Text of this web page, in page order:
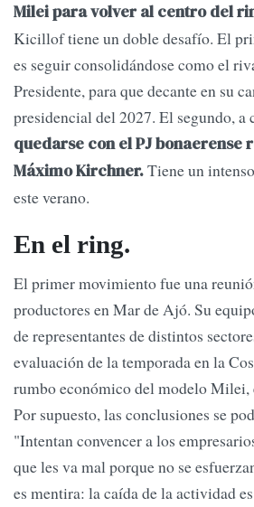
Milei para volver al centro del
Kicillof tiene un doble desafío. El
es seguir consolidándose como el
Presidente, para que decante en su
presidencial del 2027. El segundo, a
quedarse con el PJ bonaerense
Máximo Kirchner.Tiene un
este verano.
En el ring.
El primer movimiento fue una
productores en Mar de Ajó. Su
de representantes de distintos
evaluación de la temporada en la
rumbo económico del modelo Milei,
Por supuesto, las conclusiones se
"Intentan convencer a los
que les va mal porque no se
es mentira: la caída de la actividad